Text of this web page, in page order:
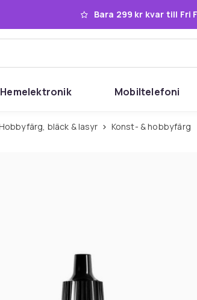
Bara 299 kr kvar till Fri
Hemelektronik Mobiltelefoni
Hobbyfärg, bläck & lasyr Konst- & hobbyfärg